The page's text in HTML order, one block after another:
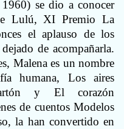
se dio a conocer
Lulú, XI Premio La
el aplauso de los
de acompañarla.
Malena es un nombre
humana, Los aires
y El corazón
de cuentos Modelos
la han convertido en